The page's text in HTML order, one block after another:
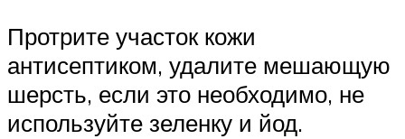
Протрите участок кожи
антисептиком, удалите мешающую
шерсть, если это необходимо, не
используйте зеленку и йод.